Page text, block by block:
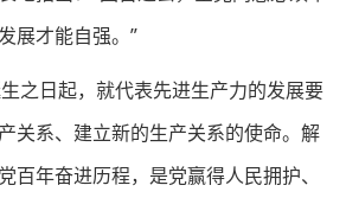
展才能自强。”
之日起，就代表先进生产力的发展要
关系、建立新的生产关系的使命。解
百年奋进历程，是党赢得人民拥护、